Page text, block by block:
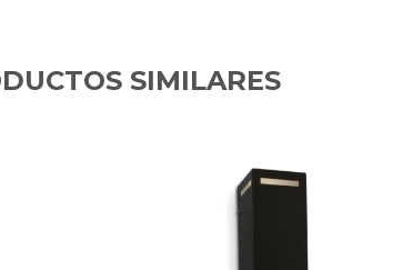
SIMILARES